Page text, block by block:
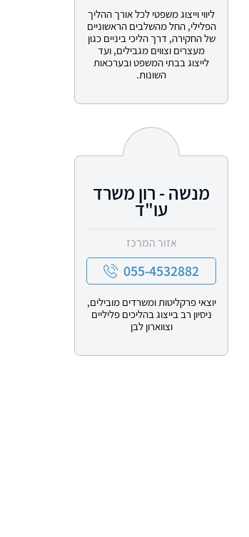
ליווי וייצוג משפטי לכל אורך ההליך
הפלילי, החל מהשלבים הראשוניים
של החקירה, דרך הליכי ביניים כגון
מעצרים וצווים מגבילים, ועד
לייצוג בבתי המשפט ובערכאות
השונות.
מנשה - רון משרד
עו"ד
אזור המרכז
055-4532882
יוצאי פרקליטות ומשרדים מובילים,
ניסיון רב בייצוג בהליכים פליליים
וצווארון לבן